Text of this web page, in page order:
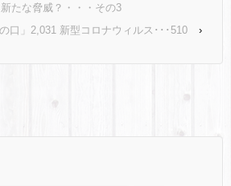
新たな脅威？・・・その3
の口」2,031 新型コロナウィルス･･･510
›